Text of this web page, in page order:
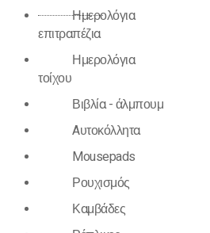
Ημερολόγια
επιτραπέζια
Ημερολόγια
τοίχου
Βιβλία - άλμπουμ
Aυτοκόλλητα
Mousepads
Ρουχισμός
Καμβάδες